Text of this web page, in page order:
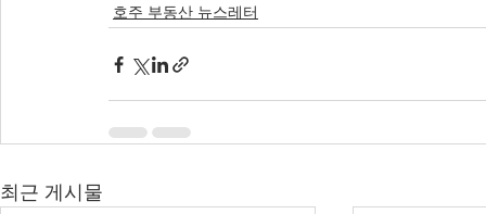
호주 부동산 뉴스레터
최근 게시물